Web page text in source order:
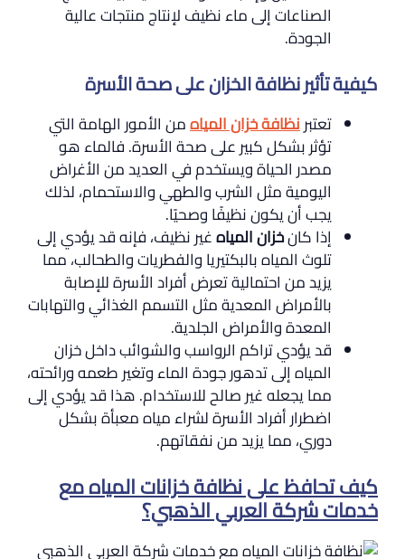
الصناعات إلى ماء نظيف لإنتاج منتجات عالية
الجودة.
كيفية تأثير نظافة الخزان على صحة الأسرة
تعتبرنظافة خزان المياهمن الأمور الهامة التي
تؤثر بشكل كبير على صحة الأسرة. فالماء هو
مصدر الحياة ويستخدم في العديد من الأغراض
اليومية مثل الشرب والطهي والاستحمام، لذلك
يجب أن يكون نظيفًا وصحيًا.
إذا كانخزان المياهغير نظيف، فإنه قد يؤدي إلى
تلوث المياه بالبكتيريا والفطريات والطحالب، مما
يزيد من احتمالية تعرض أفراد الأسرة للإصابة
بالأمراض المعدية مثل التسمم الغذائي والتهابات
المعدة والأمراض الجلدية.
قد يؤدي تراكم الرواسب والشوائب داخل خزان
المياه إلى تدهور جودة الماء وتغير طعمه ورائحته،
مما يجعله غير صالح للاستخدام. هذا قد يؤدي إلى
اضطرار أفراد الأسرة لشراء مياه معبأة بشكل
دوري، مما يزيد من نفقاتهم.
كيف تحافظ على نظافة خزانات المياه مع
خدمات شركة العربي الذهبي؟